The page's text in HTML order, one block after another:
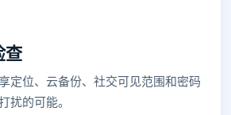
查
定位、云备份、社交可见范围和密码
扰的可能。